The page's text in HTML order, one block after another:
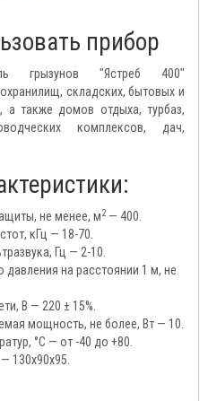
прибор
грызунов "Ястреб 400"
складских, бытовых и
а также домов отдыха, турбаз,
комплексов, дач,
не менее, м2— 400.
кГц — 18-70.
Гц — 2-10.
давления на расстоянии 1 м, не
В — 220 ± 15%.
мощность, не более, Вт — 10.
°С — от -40 до +80.
130х90х95.